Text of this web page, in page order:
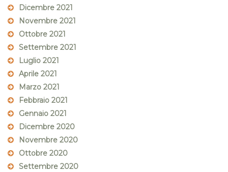
Dicembre 2021
Novembre 2021
Ottobre 2021
Settembre 2021
Luglio 2021
Aprile 2021
Marzo 2021
Febbraio 2021
Gennaio 2021
Dicembre 2020
Novembre 2020
Ottobre 2020
Settembre 2020